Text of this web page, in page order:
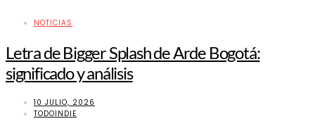
NOTICIAS
Letra de Bigger Splash de Arde Bogotá:
significado y análisis
10 JULIO, 2026
TODOINDIE